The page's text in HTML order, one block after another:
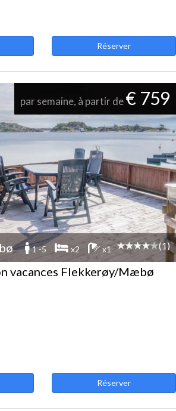
Réserver
par semaine, à partir de€ 759
1 -5 x2 x1 (1)
vacances Flekkerøy/Mæbø
Réserver